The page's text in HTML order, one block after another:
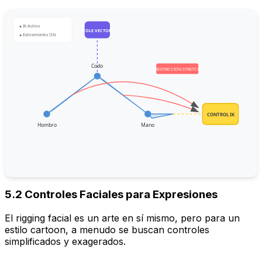
POLE VECTOR
CONTROL IK
Hombro
Codo
Mano
RESTRICCIÓN STRETCH
● IK Activo
● Estiramiento ON
5.2 Controles Faciales para Expresiones
El rigging facial es un arte en sí mismo, pero para un
estilo cartoon, a menudo se buscan controles
simplificados y exagerados.